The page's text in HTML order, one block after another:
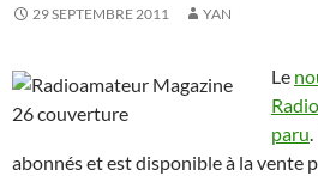
29 SEPTEMBRE 2011 YAN
Le
paru
abonnés et est disponible à la vente